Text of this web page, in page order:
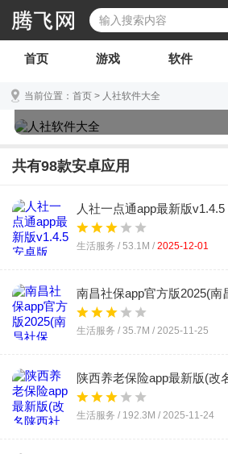
首页 游戏 软件
当前位置： 首页 > 人社软件大全
随着时代的发展,人设保障服务也在移动端上开
应的App来进行支持,本页面汇集了全国各地的人
障App,让您不再为社保服务而犯难,更加便捷的
社保障!
共有98款安卓应用
人社一点通app最新版v1.4.5
生活服务 / 53.1M / 2025-12-01
南昌社保app官方版2025(南
卡)v2.0.2 安卓版
生活服务 / 35.7M / 2025-11-25
陕西养老保险app最新版(改
险)v3.0.67 安卓版
生活服务 / 192.3M / 2025-11-24